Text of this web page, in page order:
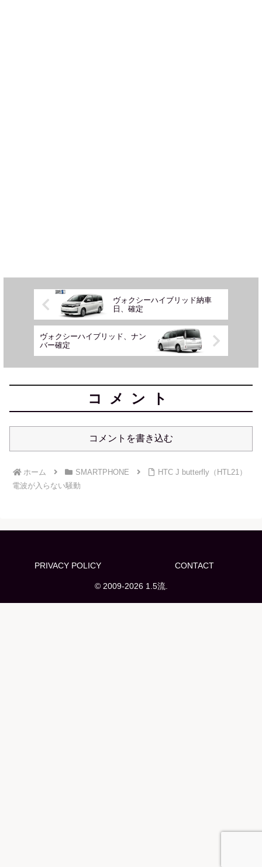
ヴォクシーハイブリッド納車
日、確定
ヴォクシーハイブリッド、ナン
バー確定
コメント
コメントを書き込む
ホーム SMARTPHONE
HTC J butterfly（HTL21）
電波が入らない騒動
PRIVACY POLICY CONTACT
© 2009-2026 1.5流.